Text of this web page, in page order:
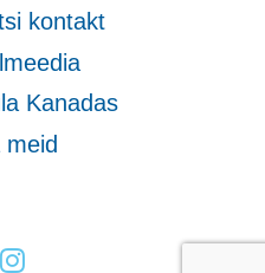
kontakt
Kanadas
meid